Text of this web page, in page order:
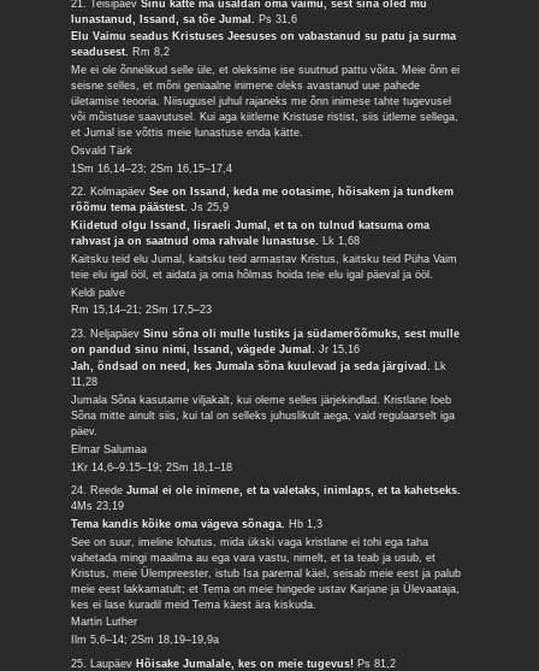
21. TeisipäevSinu kätte ma usaldan oma vaimu, sest sina oled mu
lunastanud, Issand, sa tõe Jumal. Ps 31,6
Elu Vaimu seadus Kristuses Jeesuses on vabastanud su patu ja surma
seadusest. Rm 8,2
Me ei ole õnnelikud selle üle, et oleksime ise suutnud pattu võita. Meie õnn ei
seisne selles, et mõni geniaalne inimene oleks avastanud uue pahede
ületamise teooria. Niisugusel juhul rajaneks me õnn inimese tahte tugevusel
või mõistuse saavutusel. Kui aga kiitleme Kristuse ristist, siis ütleme sellega,
et Jumal ise võttis meie lunastuse enda kätte.
Osvald Tärk
1Sm 16,14–23; 2Sm 16,15–17,4
22. KolmapäevSee on Issand, keda me ootasime, hõisakem ja tundkem
rõõmu tema päästest.Js 25,9
Kiidetud olgu Issand, Iisraeli Jumal, et ta on tulnud katsuma oma
rahvast ja on saatnud oma rahvale lunastuse.
Lk 1,68
Kaitsku teid elu Jumal, kaitsku teid armastav Kristus, kaitsku teid Püha Vaim
teie elu igal ööl, et aidata ja oma hõlmas hoida teie elu igal päeval ja ööl.
Keldi palve
Rm 15,14–21; 2Sm 17,5–23
23. NeljapäevSinu sõna oli mulle lustiks ja südamerõõmuks, sest mulle
on pandud sinu nimi, Issand, vägede Jumal.Jr 15,16
Jah, õndsad on need, kes Jumala sõna kuulevad ja seda järgivad. Lk
11,28
Jumala Sõna kasutame viljakalt, kui oleme selles järjekindlad. Kristlane loeb
Sõna mitte ainult siis, kui tal on selleks juhuslikult aega, vaid regulaarselt iga
päev.
Elmar Salumaa
1Kr 14,6–9.15–19; 2Sm 18,1–18
24. ReedeJumal ei ole inimene, et ta valetaks, inimlaps, et ta kahetseks.
4Ms 23,19
Tema kandis kõike oma vägeva sõnaga. Hb 1,3
See on suur, imeline lohutus, mida ükski vaga kristlane ei tohi ega taha
vahetada mingi maailma au ega vara vastu, nimelt, et ta teab ja usub, et
Kristus, meie Ülempreester, istub Isa paremal käel, seisab meie eest ja palub
meie eest lakkamatult; et Tema on meie hingede ustav Karjane ja Ülevaataja,
kes ei lase kuradil meid Tema käest ära kiskuda.
Martin Luther
Ilm 5,6–14; 2Sm 18,19–19,9a
25. Laupäev Hõisake Jumalale, kes on meie tugevus! Ps 81,2